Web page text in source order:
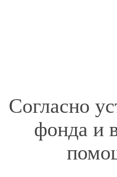
Согласно
фонда и